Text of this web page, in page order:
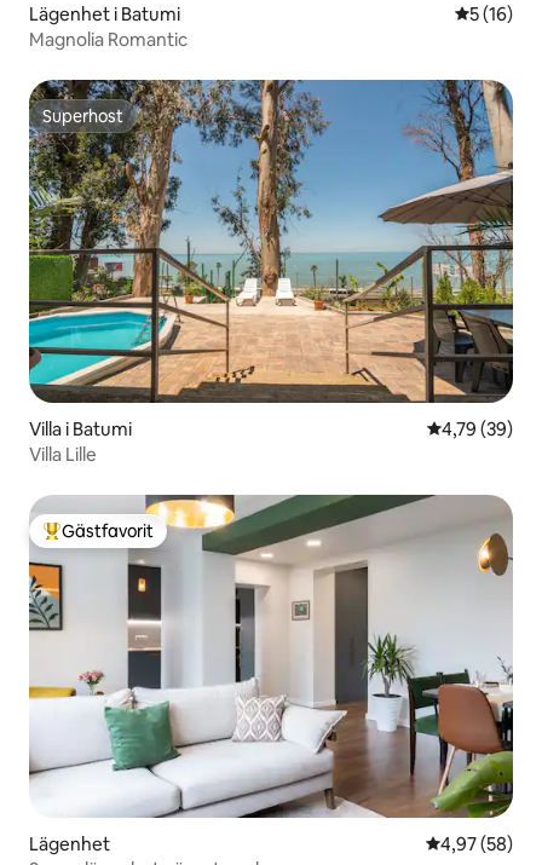
Lägenhet i Batumi 5 av 5 i
5 (16)
Magnolia Romantic
Superhost
Superhost
Villa i Batumi 4,79 av 5 i
4,79 (39)
Villa Lille
Populär gästfavorit
Gästfavorit
Lägenhet 4,97 av 5 i
4,97 (58)